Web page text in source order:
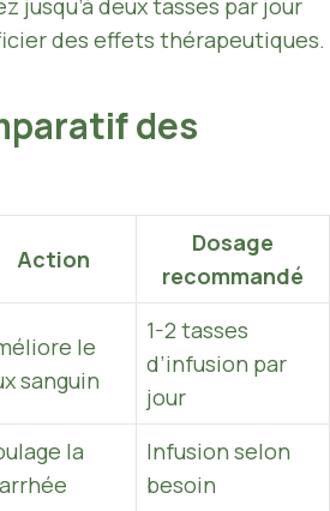
jusqu’à deux tasses par jour
des effets thérapeutiques.
des
Action
Dosage
recommandé
le
sanguin
1-2 tasses
d’infusion par
jour
la
Infusion selon
besoin